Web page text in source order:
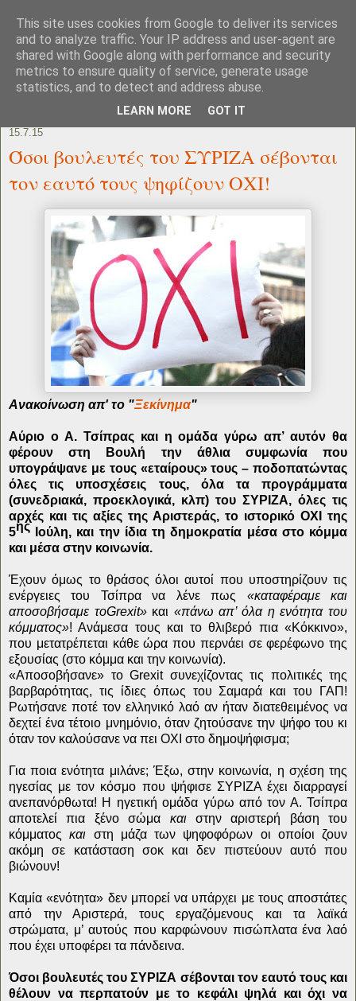
15.7.15
Όσοι βουλευτές του ΣΥΡΙΖΑ σέβονται
τον εαυτό τους ψηφίζουν ΟΧΙ!
Ανακοίνωση απ' το "Ξεκίνημα"
Αύριο ο Α. Τσίπρας και η ομάδα γύρω απ’ αυτόν θα
φέρουν στη Βουλή την άθλια συμφωνία που
υπογράψανε με τους «εταίρους» τους – ποδοπατώντας
όλες τις υποσχέσεις τους, όλα τα προγράμματα
(συνεδριακά, προεκλογικά, κλπ) του ΣΥΡΙΖΑ, όλες τις
αρχές και τις αξίες της Αριστεράς, το ιστορικό ΟΧΙ της
5ης Ιούλη, και την ίδια τη δημοκρατία μέσα στο κόμμα
και μέσα στην κοινωνία.
Έχουν όμως το θράσος όλοι αυτοί που υποστηρίζουν τις
ενέργειες του Τσίπρα να λένε πως
«καταφέραμε και
αποσοβήσαμε τοGrexit» και «πάνω απ’ όλα η ενότητα του
κόμματος»! Ανάμεσα τους και το θλιβερό πια «Κόκκινο»,
που μετατρέπεται κάθε ώρα που περνάει σε φερέφωνο της
εξουσίας (στο κόμμα και την κοινωνία).
«Αποσοβήσανε» το Grexitσυνεχίζοντας τις πολιτικές της
βαρβαρότητας, τις ίδιες όπως του Σαμαρά και του ΓΑΠ!
Ρωτήσανε ποτέ τον ελληνικό λαό αν ήταν διατεθειμένος να
δεχτεί ένα τέτοιο μνημόνιο, όταν ζητούσανε την ψήφο του κι
όταν τον καλούσανε να πει ΟΧΙ στο δημοψήφισμα;
Για ποια ενότητα μιλάνε; Έξω, στην κοινωνία, η σχέση της
ηγεσίας με τον κόσμο που ψήφισε ΣΥΡΙΖΑ έχει διαρραγεί
ανεπανόρθωτα! Η ηγετική ομάδα γύρω από τον Α. Τσίπρα
αποτελεί πια ξένο σώμα
και
στην αριστερή βάση του
κόμματος
και στη μάζα των ψηφοφόρων οι οποίοι ζουν
ακόμη σε κατάσταση σοκ και δεν πιστεύουν αυτό που
βιώνουν!
Καμία «ενότητα» δεν μπορεί να υπάρχει με τους αποστάτες
από την Αριστερά, τους εργαζόμενους και τα λαϊκά
στρώματα, μ’ αυτούς που καρφώνουν πισώπλατα ένα λαό
που έχει υποφέρει τα πάνδεινα.
Όσοι βουλευτές του ΣΥΡΙΖΑ σέβονται τον εαυτό τους και
θέλουν να περπατούν με το κεφάλι ψηλά και όχι να
This site uses cookies from Google to deliver its services
and to analyze traffic. Your IP address and user-agent are
shared with Google along with performance and security
metrics to ensure quality of service, generate usage
statistics, and to detect and address abuse.
LEARN MORE GOT IT